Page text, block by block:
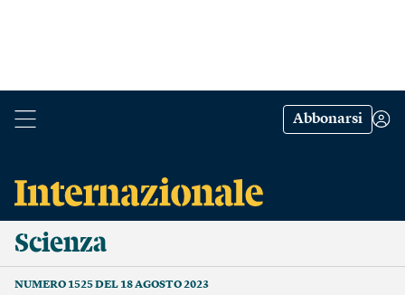
Abbonarsi
Scienza
NUMERO 1525 DEL 18 AGOSTO 2023